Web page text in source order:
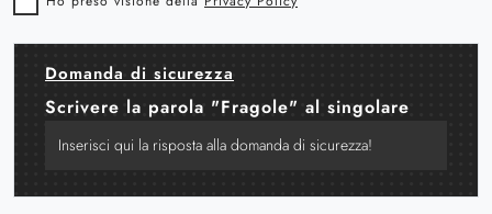
Domanda di sicurezza
Scrivere la parola "Fragole" al singolare